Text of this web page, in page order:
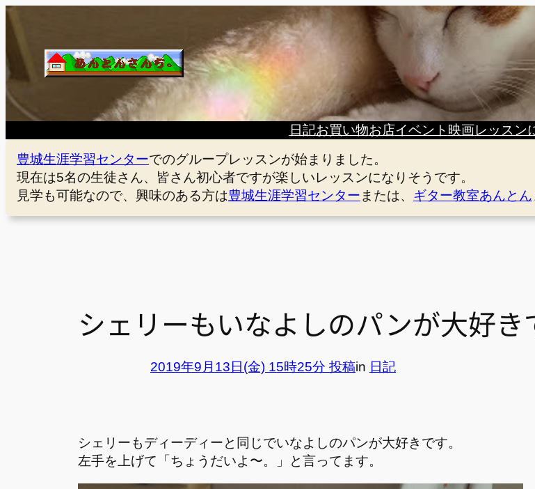
内
容
ス
キ
ッ
プ
日記お買い物お店イベント 映画レッスン
豊城生涯学習センターでのグループレッスンが始まりました。
現在は5名の生徒さん、皆さん初心者ですが楽しいレッスンになりそうです。
見学も可能なので、興味のある方は豊城生涯学習センター または、 ギター教室あんとん
シェリーもいなよしのパンが大好き
2019年9月13日(金) 15時25分 投稿in 日記
シェリーもディーディーと同じでいなよしのパンが大好きです。
左手を上げて「ちょうだいよ〜。」と言ってます。